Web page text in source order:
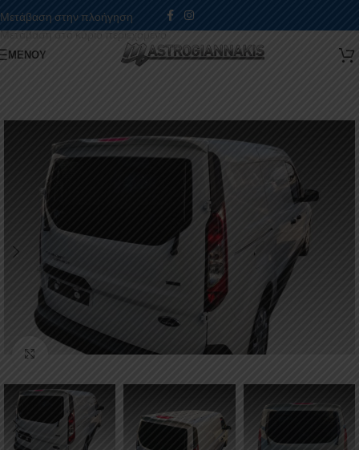
Μετάβαση στην πλοήγηση
Μετάβαση στο κύριο περιεχόμενο
ΜΕΝΟΎ
Κάντε κλικ για μεγέθυνση